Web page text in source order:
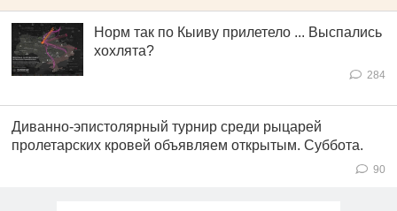
Норм так по Кыиву прилетело ... Выспались
хохлята?
284
Диванно-эпистолярный турнир среди рыцарей
пролетарских кровей объявляем открытым. Суббота.
90